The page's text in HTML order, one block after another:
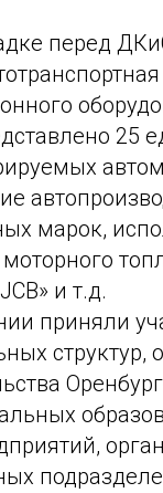
перед
25
марок,
моторного
и т.д.
приняли
структур,